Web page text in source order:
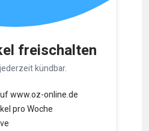
freischalten
kündbar.
www.oz-online.de
pro Woche